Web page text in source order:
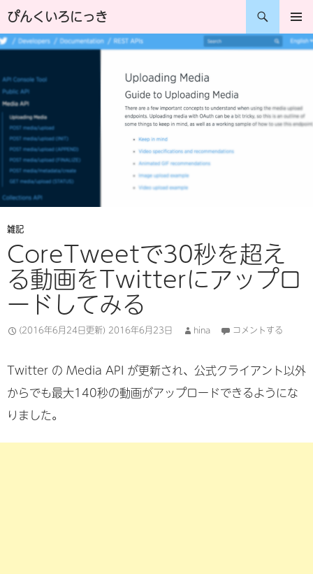
コ
ン
テ
ン
ツ
へ
ス
キ
ッ
プ
ぴんくいろにっき
検
索
メインメ
ニュー
雑記
CoreTweetで30秒を超え
る動画をTwitterにアップロ
ードしてみる
(2016年6月24日更新) 2016年6月23日 hina コメントする
Twitter の Media API が更新され、公式クライアント以外
からでも最大140秒の動画がアップロードできるようにな
りました。